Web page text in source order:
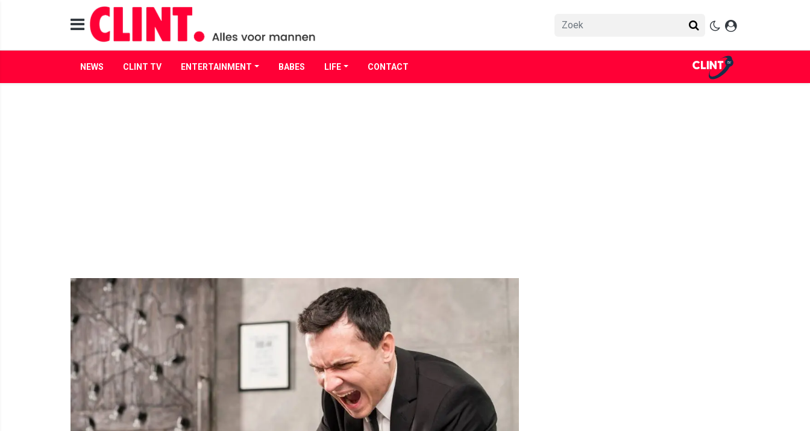
NEWS CLINT TV ENTERTAINMENT BABES LIFE CONTACT